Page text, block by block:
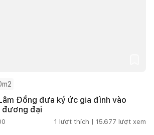
Đồng đưa ký ức gia đình vào
đương đại
1 lượt thích | 15.677 lượt xem